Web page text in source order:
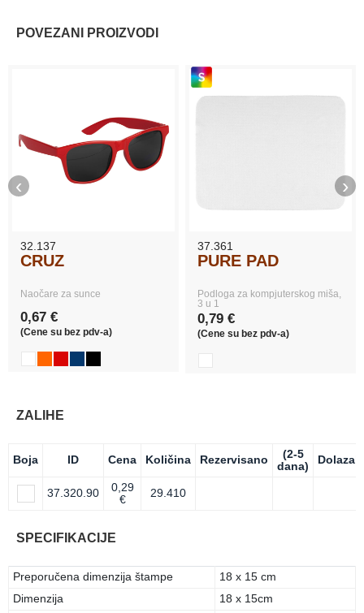
POVEZANI PROIZVODI
32.137
CRUZ
Naočare za sunce
0,67 €
(Cene su bez pdv-a)
37.361
PURE PAD
Podloga za kompjuterskog miša,
3 u 1
0,79 €
(Cene su bez pdv-a)
‹ ›
ZALIHE
Boja ID Cena Količina Rezervisano
(2-5
dana)
Dolazak
37.320.90
0,29
€
29.410
SPECIFIKACIJE
Preporučena dimenzija štampe
18 x 15 cm
Dimenzija
18 x 15cm